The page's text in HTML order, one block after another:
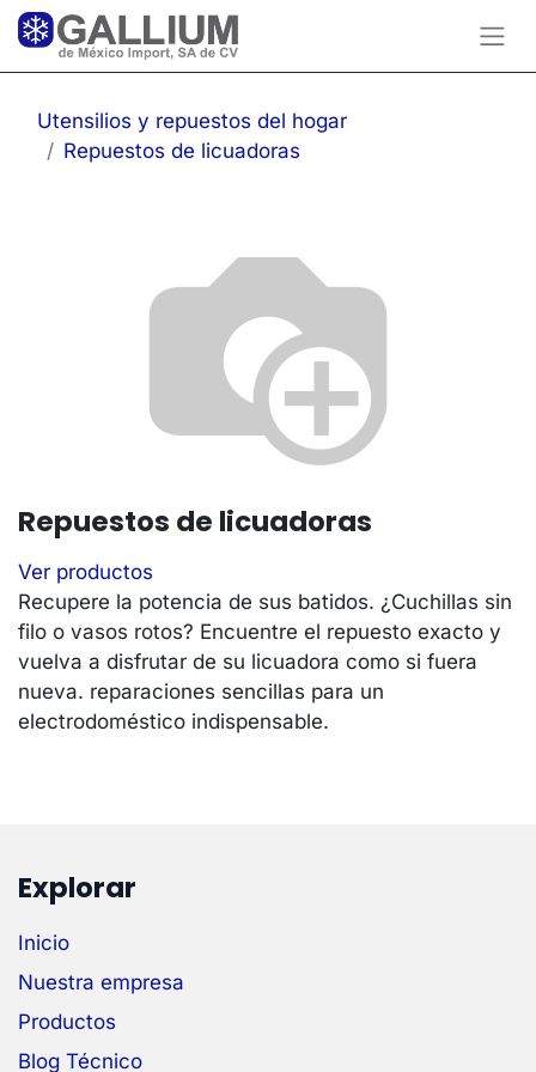
Utensilios y repuestos del hogar
Repuestos de licuadoras
Repuestos de licuadoras
Ver productos
Recupere la potencia de sus batidos. ¿Cuchillas sin
filo o vasos rotos? Encuentre el repuesto exacto y
vuelva a disfrutar de su licuadora como si fuera
nueva. reparaciones sencillas para un
electrodoméstico indispensable.
Explorar
Inicio
Nuestra empresa
Productos
Blog Técnico